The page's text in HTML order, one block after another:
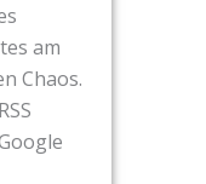
am
Chaos.